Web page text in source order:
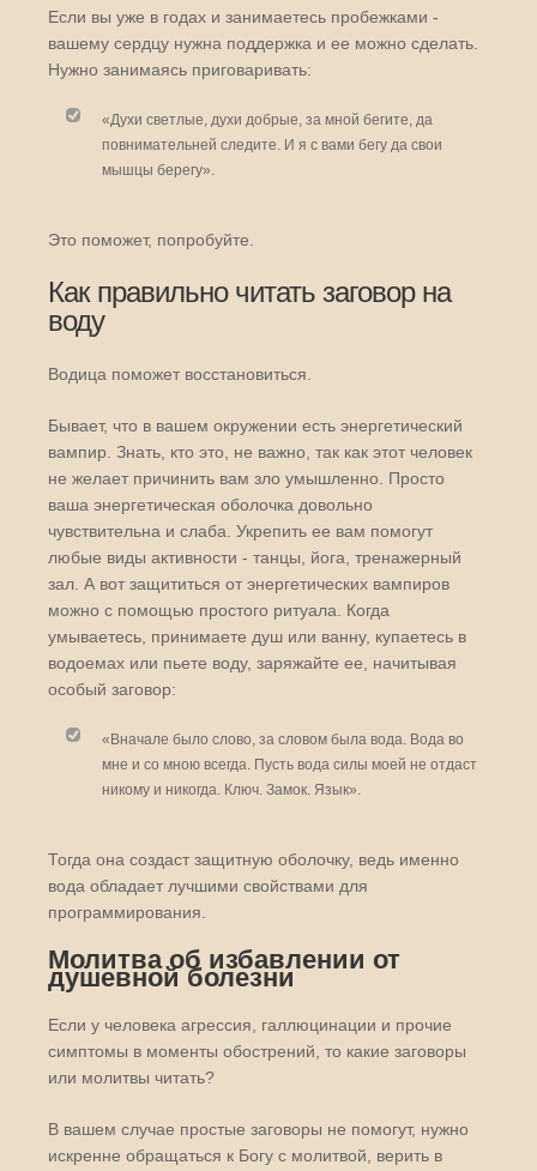
Если вы уже в годах и занимаетесь пробежками -
вашему сердцу нужна поддержка и ее можно сделать.
Нужно занимаясь приговаривать:
«Духи светлые, духи добрые, за мной бегите, да
повнимательней следите. И я с вами бегу да свои
мышцы берегу».
Это поможет, попробуйте.
Как правильно читать заговор на
воду
Водица поможет восстановиться.
Бывает, что в вашем окружении есть энергетический
вампир. Знать, кто это, не важно, так как этот человек
не желает причинить вам зло умышленно. Просто
ваша энергетическая оболочка довольно
чувствительна и слаба. Укрепить ее вам помогут
любые виды активности - танцы, йога, тренажерный
зал. А вот защититься от энергетических вампиров
можно с помощью простого ритуала. Когда
умываетесь, принимаете душ или ванну, купаетесь в
водоемах или пьете воду, заряжайте ее, начитывая
особый заговор:
«Вначале было слово, за словом была вода. Вода во
мне и со мною всегда. Пусть вода силы моей не отдаст
никому и никогда. Ключ. Замок. Язык».
Тогда она создаст защитную оболочку, ведь именно
вода обладает лучшими свойствами для
программирования.
Молитва об избавлении от
душевной болезни
Если у человека агрессия, галлюцинации и прочие
симптомы в моменты обострений, то какие заговоры
или молитвы читать?
В вашем случае простые заговоры не помогут, нужно
искренне обращаться к Богу с молитвой, верить в